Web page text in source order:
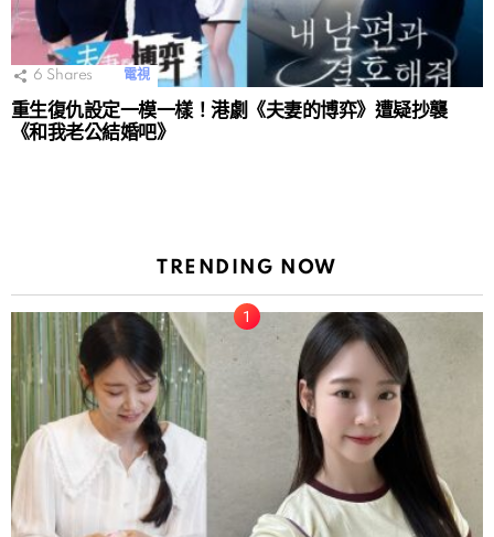
6 Shares 電視
重生復仇設定一模一樣！港劇《夫妻的博弈》遭疑抄襲
《和我老公結婚吧》
TRENDING NOW